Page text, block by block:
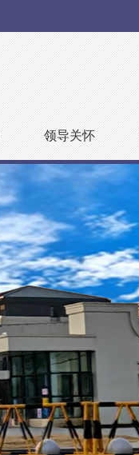
领导关怀